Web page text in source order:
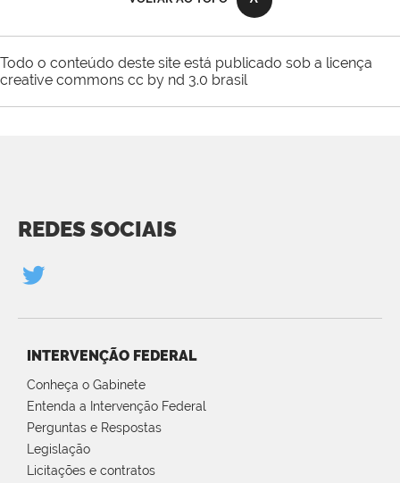
Todo o conteúdo deste site está publicado sob a licença
creative commons cc by nd 3.0 brasil
REDES SOCIAIS
INTERVENÇÃO FEDERAL
Conheça o Gabinete
Entenda a Intervenção Federal
Perguntas e Respostas
Legislação
Licitações e contratos